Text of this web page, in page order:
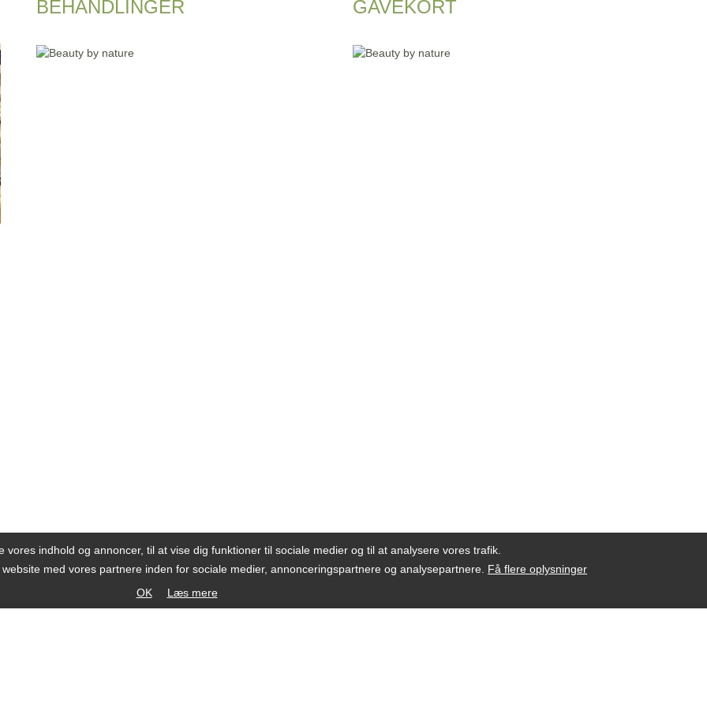
BEHANDLINGER GAVEKORT
vores indhold og annoncer, til at vise dig funktioner til sociale medier og til at analysere vores trafik.
med vores partnere inden for sociale medier, annonceringspartnere og analysepartnere. Få flere oplysninger
OK
Læs mere